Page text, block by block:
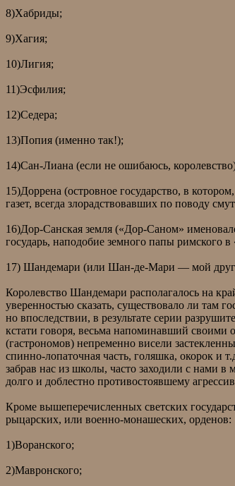
8)Хабриды;
9)Хагия;
10)Лигия;
11)Эсфилия;
12)Седера;
13)Попия (именно так!);
14)Сан-Лиана (если не ошибаюсь,
15)Доррена (островное государство, в
газет, всегда злорадствовавших по поводу
16)Дор-Санская земля («Дор-Саном»
государь, наподобие земного папы римского в
17) Шандемари (или Шан-де-Мари — мой друг
Королевство Шандемари располагалось на
уверенностью сказать, существовало ли там
но впоследствии, в результате серии
кстати говоря, весьма напоминавший своими
(гастрономов) непременно висели
спинно-лопаточная часть, голяшка, окорок и
забрав нас из школы, часто заходили с нами
долго и доблестно противостоявшему
Кроме вышеперечисленных светских
рыцарских, или военно-монашеских, орденов:
1)Воранского;
2)Мавронского;